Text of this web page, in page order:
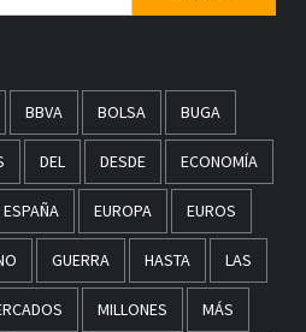
BBVA BOLSA BUGA
DEL DESDE ECONOMÍA
ESPAÑA EUROPA EUROS
GUERRA HASTA LAS
MILLONES MÁS